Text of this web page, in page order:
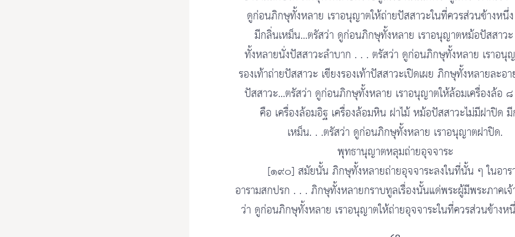
ดูก่อนภิกษุทั้งหลาย เราอนุญาตให้ถ่ายปัสสาวะในที่ควรส่วนข้างหนึ่
มีกลิ่นเหม็น...ตรัสว่า ดูก่อนภิกษุทั้งหลาย เราอนุญาตหม้อปัสสาว
ทั้งหลายนั่งปัสสาวะลำบาก . . . ตรัสว่า ดูก่อนภิกษุทั้งหลาย เราอนุ
รองเท้าถ่ายปัสสาวะ เขียงรองเท้าปัสสาวะเปิดเผย ภิกษุทั้งหลายละอ
ปัสสาวะ...ตรัสว่า ดูก่อนภิกษุทั้งหลาย เราอนุญาตให้ล้อมเครื่องล้อ
คือ เครื่องล้อมอิฐ เครื่องล้อมหิน ฝาไม้ หม้อปัสสาวะไม่มีฝาปิด
เหม็น. . .ตรัสว่า ดูก่อนภิกษุทั้งหลาย เราอนุญาตฝาปิด.
พุทธานุญาตหลุมถ่ายอุจจาระ
[๑๙๐] สมัยนั้น ภิกษุทั้งหลายถ่ายอุจจาระลงในที่นั้น ๆ ในอาร
อารามสกปรก . . . ภิกษุทั้งหลายกราบทูลเรื่องนั้นแด่พระผู้มีพระภาคเ
ว่า ดูก่อนภิกษุทั้งหลาย เราอนุญาตให้ถ่ายอุจจาระในที่ควรส่วนข้างห